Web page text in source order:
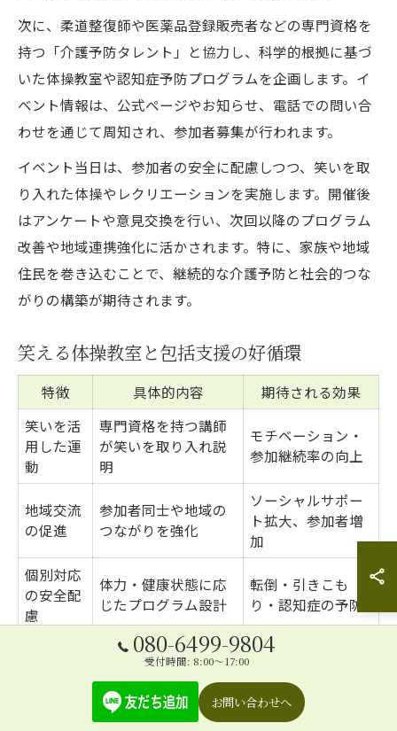
次に、柔道整復師や医薬品登録販売者などの専門資格を
持つ「介護予防タレント」と協力し、科学的根拠に基づ
いた体操教室や認知症予防プログラムを企画します。イ
ベント情報は、公式ページやお知らせ、電話での問い合
わせを通じて周知され、参加者募集が行われます。
イベント当日は、参加者の安全に配慮しつつ、笑いを取
り入れた体操やレクリエーションを実施します。開催後
はアンケートや意見交換を行い、次回以降のプログラム
改善や地域連携強化に活かされます。特に、家族や地域
住民を巻き込むことで、継続的な介護予防と社会的つな
がりの構築が期待されます。
笑える体操教室と包括支援の好循環
特徴 具体的内容
期待される効果
笑いを活
用した運
動
専門資格を持つ講師
が笑いを取り入れ説
明
モチベーション・
参加継続率の向上
地域交流
の促進
参加者同士や地域の
つながりを強化
ソーシャルサポー
ト拡大、参加者増
加
個別対応
の安全配
慮
体力・健康状態に応
じたプログラム設計
転倒・引きこも
り・認知症の予防
「笑える❗️介護予防体操教室」は、沖縄県内の包括支援セ
ンターと密接に連携し、高齢者の身体機能向上と心の健
康維持を両立させる新感覚プログラムとして注目されて
080-6499-9804
受付時間: 8:00～17:00
お問い合わせへ